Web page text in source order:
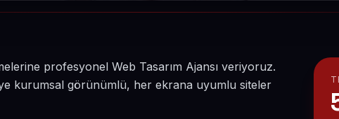
profesyonel Web Tasarım Ajansı veriyoruz.
kurumsal görünümlü, her ekrana uyumlu siteler